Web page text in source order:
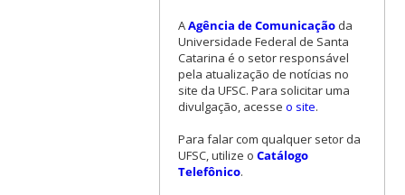
AAgência de Comunicaçãoda
Universidade Federal de Santa
Catarina é o setor responsável
pela atualização de notícias no
site da UFSC. Para solicitar uma
divulgação, acesse o site.
Para falar com qualquer setor da
UFSC, utilize o Catálogo
Telefônico.